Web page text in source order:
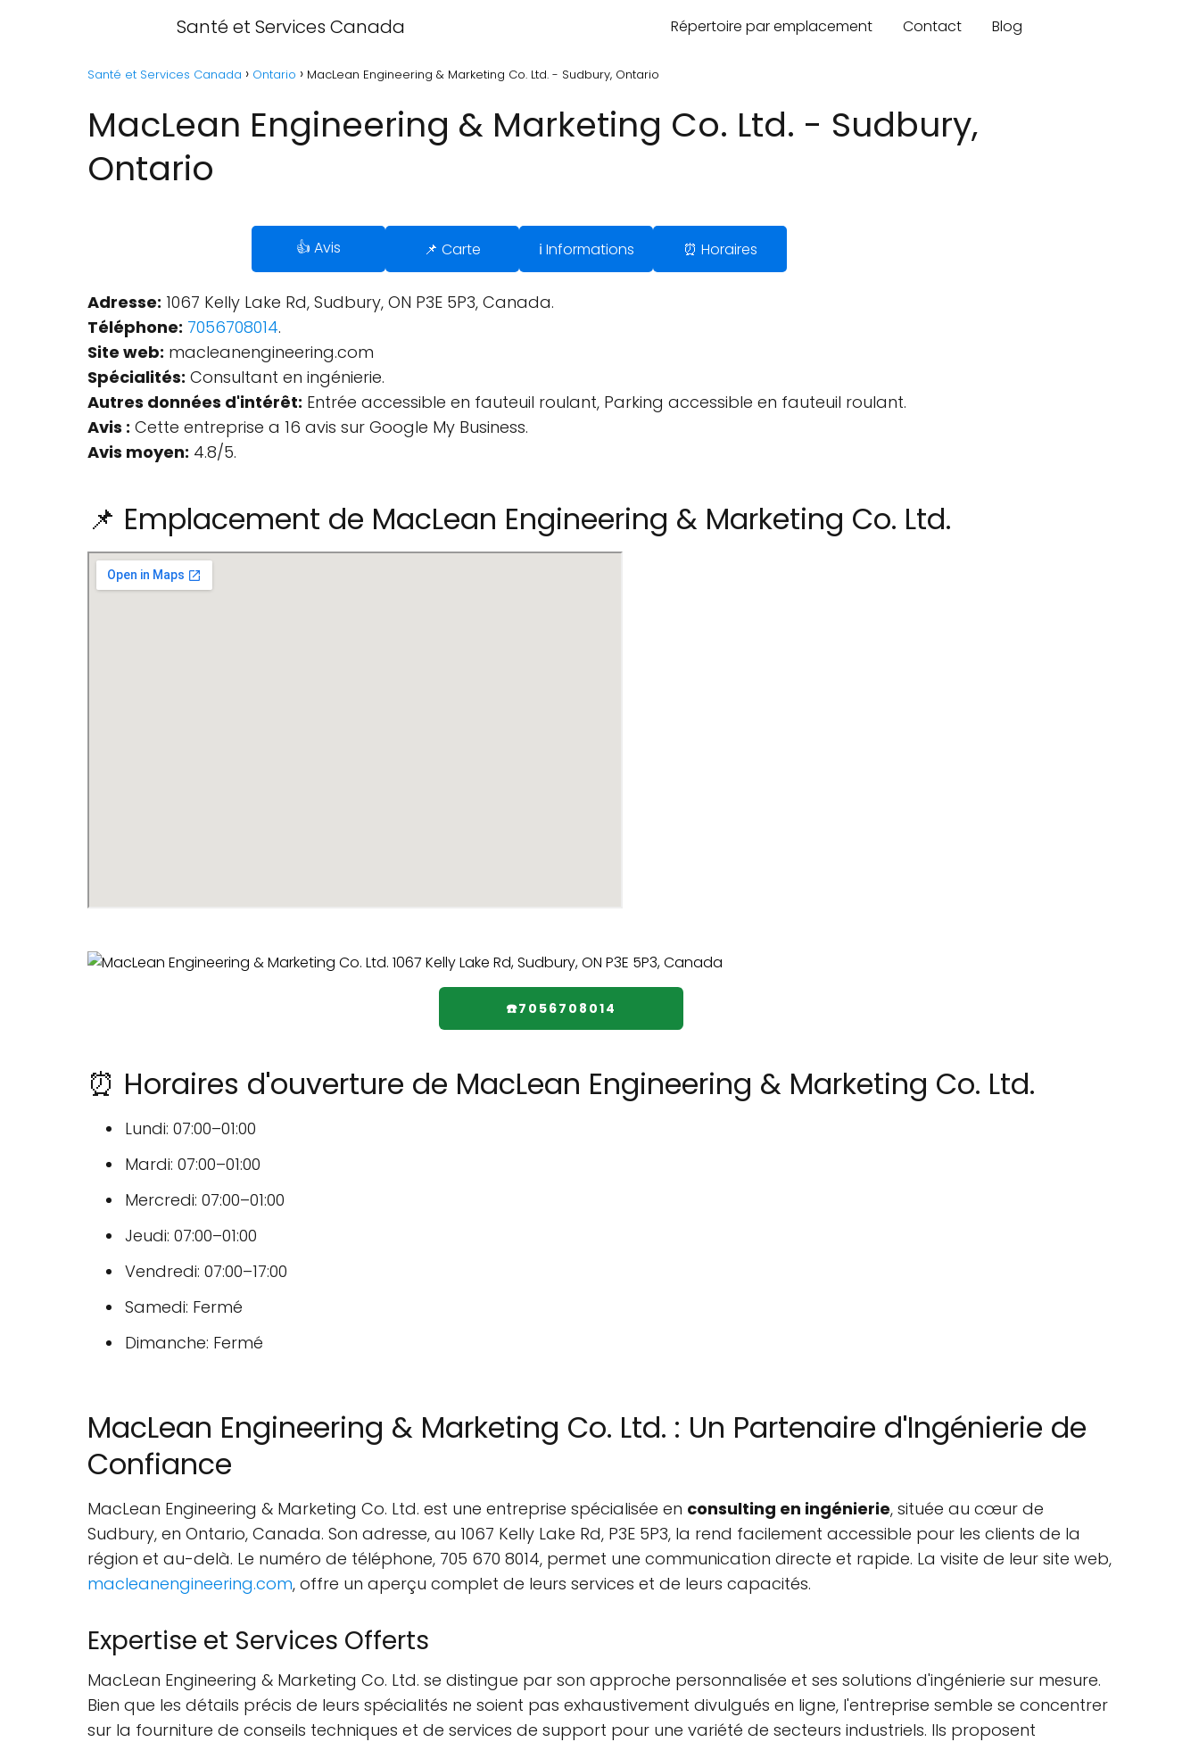
Santé et Services Canada Répertoire par emplacement Contact Blog
Santé et Services Canada Ontario MacLean Engineering & Marketing Co. Ltd. - Sudbury, Ontario
MacLean Engineering & Marketing Co. Ltd. - Sudbury,
Ontario
👍 Avis 📌 Carte ℹ️ Informations ⏰ Horaires
Adresse: 1067 Kelly Lake Rd, Sudbury, ON P3E 5P3, Canada.
Téléphone: 7056708014.
Site web: macleanengineering.com
Spécialités: Consultant en ingénierie.
Autres données d'intérêt: Entrée accessible en fauteuil roulant, Parking accessible en fauteuil roulant.
Avis : Cette entreprise a 16 avis sur Google My Business.
Avis moyen: 4.8/5.
📌 Emplacement de MacLean Engineering & Marketing Co. Ltd.
☎️7056708014
⏰ Horaires d'ouverture de MacLean Engineering & Marketing Co. Ltd.
Lundi: 07:00–01:00
Mardi: 07:00–01:00
Mercredi: 07:00–01:00
Jeudi: 07:00–01:00
Vendredi: 07:00–17:00
Samedi: Fermé
Dimanche: Fermé
MacLean Engineering & Marketing Co. Ltd. : Un Partenaire d'Ingénierie de
Confiance
MacLean Engineering & Marketing Co. Ltd. est une entreprise spécialisée en consulting en ingénierie, située au cœur de
Sudbury, en Ontario, Canada. Son adresse, au 1067 Kelly Lake Rd, P3E 5P3, la rend facilement accessible pour les clients de la
région et au-delà. Le numéro de téléphone, 705 670 8014, permet une communication directe et rapide. La visite de leur site web,
macleanengineering.com, offre un aperçu complet de leurs services et de leurs capacités.
Expertise et Services Offerts
MacLean Engineering & Marketing Co. Ltd. se distingue par son approche personnalisée et ses solutions d'ingénierie sur mesure.
Bien que les détails précis de leurs spécialités ne soient pas exhaustivement divulgués en ligne, l'entreprise semble se concentrer
sur la fourniture de conseils techniques et de services de support pour une variété de secteurs industriels. Ils proposent